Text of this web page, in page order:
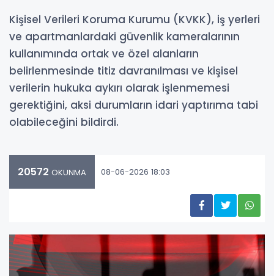
Kişisel Verileri Koruma Kurumu (KVKK), iş yerleri
ve apartmanlardaki güvenlik kameralarının
kullanımında ortak ve özel alanların
belirlenmesinde titiz davranılması ve kişisel
verilerin hukuka aykırı olarak işlenmemesi
gerektiğini, aksi durumların idari yaptırıma tabi
olabileceğini bildirdi.
20572 OKUNMA 08-06-2026 18:03